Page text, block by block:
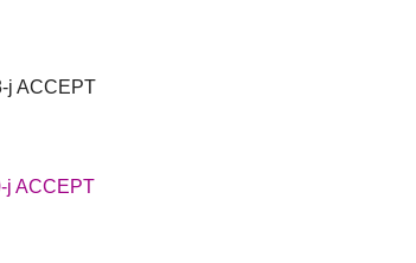
j ACCEPT
j ACCEPT